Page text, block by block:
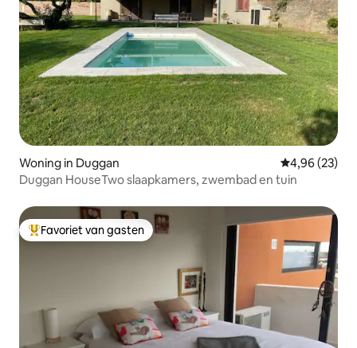
Woning in Duggan Gemiddelde
4,96 (23)
Duggan HouseTwo slaapkamers, zwembad en tuin
Topfavoriet van gasten
Favoriet van gasten